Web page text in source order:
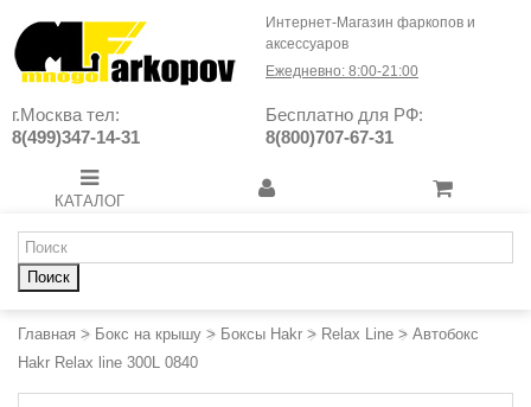
Интернет-Магазин фаркопов и
аксессуаров
Ежедневно: 8:00-21:00
г.Москва тел:
8(499)347-14-31
Бесплатно для РФ:
8(800)707-67-31
КАТАЛОГ
Поиск
Главная > Бокс на крышу > Боксы Hakr > Relax Line > Автобокс
Hakr Relax line 300L 0840